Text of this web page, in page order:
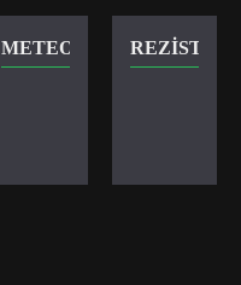
METEOR KILITREZISTANS